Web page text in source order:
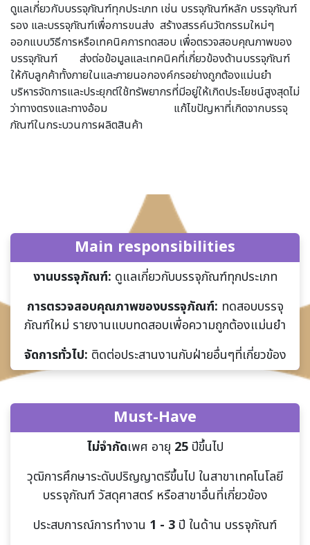
ดูแลเกี่ยวกับบรรจุภัณฑ์ทุกประเภท เช่น บรรจุภัณฑ์หลัก บรรจุภัณฑ์
รอง และบรรจุภัณฑ์เพื่อการขนส่ง สร้างสรรค์นวัตกรรมใหม่ๆ
ออกแบบวิธีการหรือเทคนิคการทดสอบ เพื่อตรวจสอบคุณภาพของ
บรรจุภัณฑ์ ส่งต่อข้อมูลและเทคนิคที่เกี่ยวข้องด้านบรรจุภัณฑ์
ให้กับลูกค้าทั้งภายในและภายนอกองค์กรอย่างถูกต้องแม่นยำ
บริหารจัดการและประยุกต์ใช้ทรัพยากรที่มีอยู่ให้เกิดประโยชน์สูงสุดไม่
ว่าทางตรงและทางอ้อม แก้ไขปัญหาที่เกิดจากบรรจุ
ภัณฑ์ในกระบวนการผลิตสินค้า
Main responsibilities
งานบรรจุภัณฑ์: ดูแลเกี่ยวกับบรรจุภัณฑ์ทุกประเภท
การตรวจสอบคุณภาพของบรรจุภัณฑ์: ทดสอบบรรจุ
ภัณฑ์ใหม่ รายงานแบบทดสอบเพื่อความถูกต้องแม่นยำ
จัดการทั่วไป: ติดต่อประสานงานกับฝ่ายอื่นๆที่เกี่ยวข้อง
Must-Have
ไม่จำกัดเพศ อายุ 25ปีขึ้นไป
วุฒิการศึกษาระดับปริญญาตรีขึ้นไป ในสาขาเทคโนโลยี
บรรจุภัณฑ์วัสดุศาสตร์ หรือสาขาอื่นที่เกี่ยวข้อง
ประสบการณ์การทำงาน 1 - 3 ปี ในด้าน บรรจุภัณฑ์